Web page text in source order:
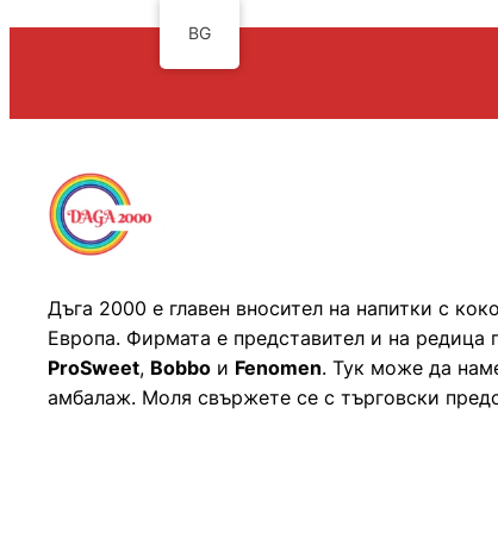
Дъга 2000 е главен вносител на напитки с
Европа. Фирмата е представител и на редица
ProSweet, Bobbo и Fenomen. Тук може да
амбалаж. Моля свържете се с търговски
BG